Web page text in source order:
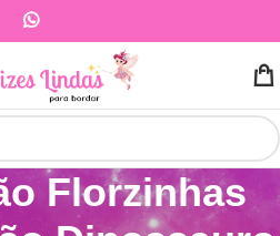
Florzinhas